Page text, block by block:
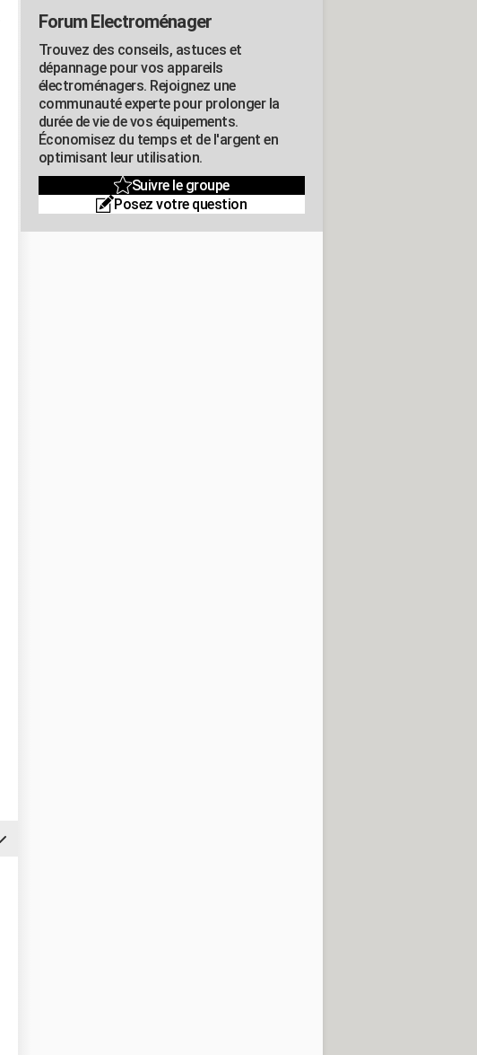
Forum Electroménager
Trouvez des conseils, astuces et
dépannage pour vos appareils
électroménagers. Rejoignez une
communauté experte pour prolonger la
durée de vie de vos équipements.
Économisez du temps et de l'argent en
optimisant leur utilisation.
Suivre le groupe
Posez votre question